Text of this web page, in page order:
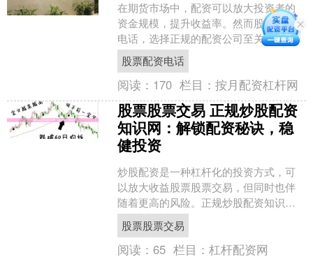
在期货市场中，配资可以放大投资者的
资金规模，提升收益率。然而股票配资
电话，选择正规的配资公司至关重要，
以确保资金安全和投资稳健。 * **资金匹
配便捷：**神器....
股票配资电话
阅读： 170 栏目：按月配资杠杆网
股票股票交易 正规炒股配资
知识网：解锁配资秘诀，稳
健投资
炒股配资是一种杠杆化的投资方式，可
以放大收益股票股票交易，但同时也伴
随着更高的风险。正规炒股配资知识网
为投资者提供全面的配资知识，帮助他
们了解配资的原理、风险和....
股票股票交易
阅读：65 栏目：杠杆配资网